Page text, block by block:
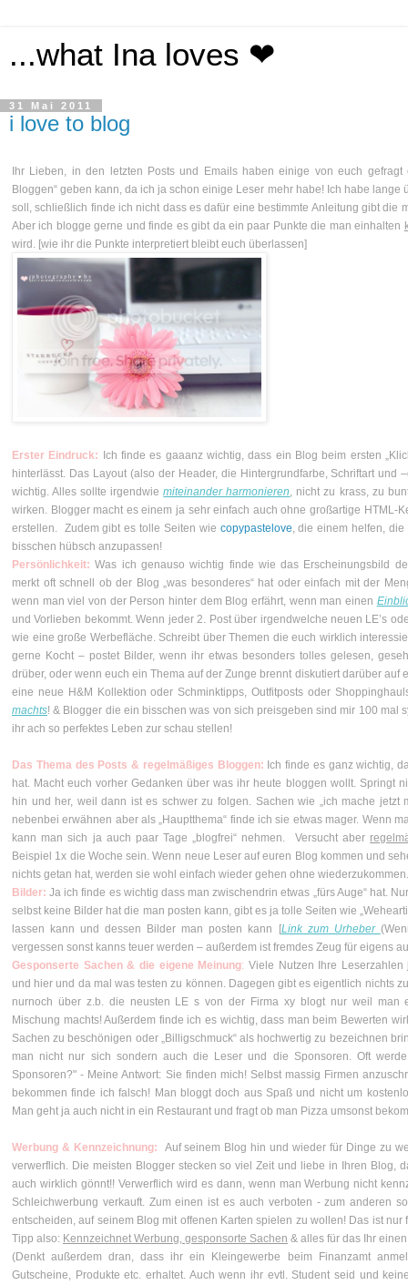
...what Ina loves ❤
31 Mai 2011
i love to blog
Ihr Lieben, in den letzten Posts und Emails haben einige von euch
Bloggen“ geben kann, da ich ja schon einige Leser mehr habe! Ich habe lange
soll, schließlich finde ich nicht dass es dafür eine bestimmte Anleitung gibt die
Aber ich blogge gerne und finde es gibt da ein paar Punkte die man einhalten
wird. [wie ihr die Punkte interpretiert bleibt euch überlassen]
Erster Eindruck: Ich finde es gaaanz wichtig, dass ein Blog beim ersten
hinterlässt. Das Layout (also der Header, die Hintergrundfarbe, Schriftart und
wichtig. Alles sollte irgendwiemiteinander harmonieren , nicht zu krass, zu
wirken. Blogger macht es einem ja sehr einfach auch ohne großartige HTML-
erstellen. Zudem gibt es tolle Seiten wie copypastelove , die einem helfen,
bisschen hübsch anzupassen!
Persönlichkeit: Was ich genauso wichtig finde wie das Erscheinungsbild
merkt oft schnell ob der Blog „was besonderes“ hat oder einfach mit der
wenn man viel von der Person hinter dem Blog erfährt, wenn man einen
und Vorlieben bekommt. Wenn jeder 2. Post über irgendwelche neuen LE’s
wie eine große Werbefläche. Schreibt über Themen die euch wirklich
gerne Kocht – postet Bilder, wenn ihr etwas besonders tolles gelesen,
drüber, oder wenn euch ein Thema auf der Zunge brennt diskutiert darüber auf
eine neue H&M Kollektion oder Schminktipps, Outfitposts oder
machts! & Blogger die ein bisschen was von sich preisgeben sind mir 100 mal
ihr ach so perfektes Leben zur schau stellen!
Das Thema des Posts & regelmäßiges Bloggen: Ich finde es ganz wichtig,
hat. Macht euch vorher Gedanken über was ihr heute bloggen wollt. Springt
hin und her, weil dann ist es schwer zu folgen. Sachen wie „ich mache jetzt
nebenbei erwähnen aber als „Hauptthema“ finde ich sie etwas mager. Wenn
kann man sich ja auch paar Tage „blogfrei“ nehmen. Versucht aber
Beispiel 1x die Woche sein. Wenn neue Leser auf euren Blog kommen und
nichts getan hat, werden sie wohl einfach wieder gehen ohne wiederzukommen.
Bilder: Ja ich finde es wichtig dass man zwischendrin etwas „fürs Auge“ hat.
selbst keine Bilder hat die man posten kann, gibt es ja tolle Seiten wie
lassen kann und dessen Bilder man posten kann [Link zum Urheber
vergessen sonst kanns teuer werden – außerdem ist fremdes Zeug für eigens
Gesponserte Sachen & die eigene Meinung: Viele Nutzen Ihre
und hier und da mal was testen zu können. Dagegen gibt es eigentlich nichts
nurnoch über z.b. die neusten LE s von der Firma xy blogt nur weil man
Mischung machts! Außerdem finde ich es wichtig, dass man beim Bewerten
Sachen zu beschönigen oder „Billigschmuck“ als hochwertig zu bezeichnen
man nicht nur sich sondern auch die Leser und die Sponsoren. Oft
Sponsoren?" - Meine Antwort: Sie finden mich! Selbst massig Firmen
bekommen finde ich falsch! Man bloggt doch aus Spaß und nicht um
Man geht ja auch nicht in ein Restaurant und fragt ob man Pizza umsonst
Werbung & Kennzeichnung: Auf seinem Blog hin und wieder für Dinge zu
verwerflich. Die meisten Blogger stecken so viel Zeit und liebe in Ihren Blog,
auch wirklich gönnt!! Verwerflich wird es dann, wenn man Werbung nicht
Schleichwerbung verkauft. Zum einen ist es auch verboten - zum anderen
entscheiden, auf seinem Blog mit offenen Karten spielen zu wollen! Das ist
Tipp also: Kennzeichnet Werbung, gesponsorte Sachen & alles für das Ihr
(Denkt außerdem dran, dass ihr ein Kleingewerbe beim Finanzamt
Gutscheine, Produkte etc. erhaltet. Auch wenn ihr evtl. Student seid und